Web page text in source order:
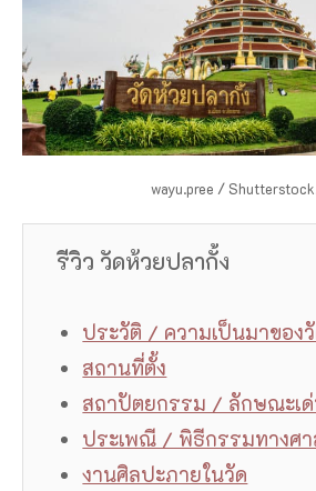
wayu.pree /
รีวิว วัดห้วยปลากั้ง
ประวัติ / ความเป็นมาของ
สถานที่ตั้ง
สถาปัตยกรรม / ลักษณะเ
ประเพณี / พิธีกรรมทางศ
งานศิลปะภายในวัด